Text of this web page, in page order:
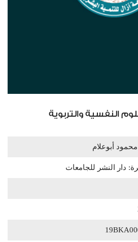
النفسية والتربوية
أبوعلام
دار النشر للجامعات